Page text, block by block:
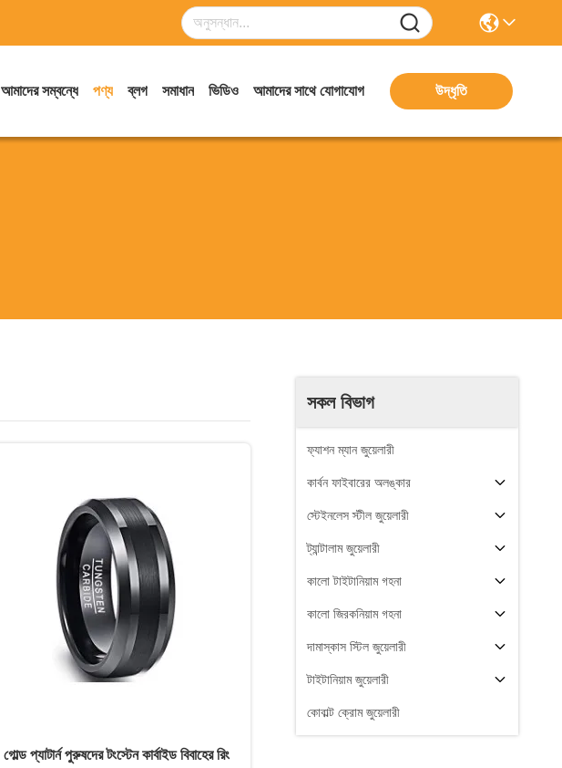
আমাদের সম্বন্ধে পণ্য ব্লগ সমাধান ভিডিও আমাদের সাথে যোগাযোগ উদ্ধৃতি
সকল বিভাগ
ফ্যাশন ম্যান জুয়েলারী
কার্বন ফাইবারের অলঙ্কার
স্টেইনলেস স্টীল জুয়েলারী
ট্যান্টালাম জুয়েলারী
কালো টাইটানিয়াম গহনা
কালো জিরকনিয়াম গহনা
দামাস্কাস স্টিল জুয়েলারী
টাইটানিয়াম জুয়েলারী
কোবাল্ট ক্রোম জুয়েলারী
গোল্ড প্যাটার্ন পুরুষদের টংস্টেন কার্বাইড বিবাহের রিং